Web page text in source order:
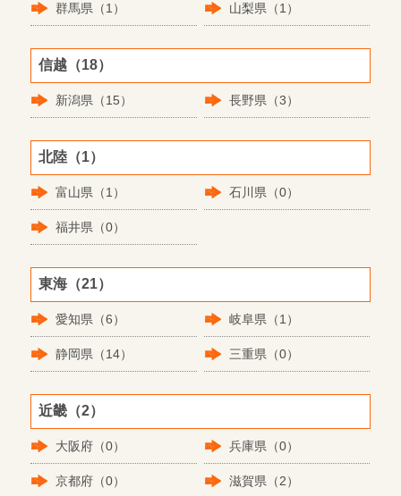
群馬県（1） 山梨県（1）
信越（18）
新潟県（15） 長野県（3）
北陸（1）
富山県（1） 石川県（0）
福井県（0）
東海（21）
愛知県（6） 岐阜県（1）
静岡県（14） 三重県（0）
近畿（2）
大阪府（0） 兵庫県（0）
京都府（0） 滋賀県（2）